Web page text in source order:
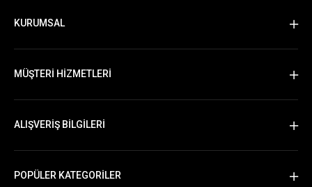
KURUMSAL
MÜŞTERİ HİZMETLERİ
ALIŞVERİŞ BİLGİLERİ
POPÜLER KATEGORİLER